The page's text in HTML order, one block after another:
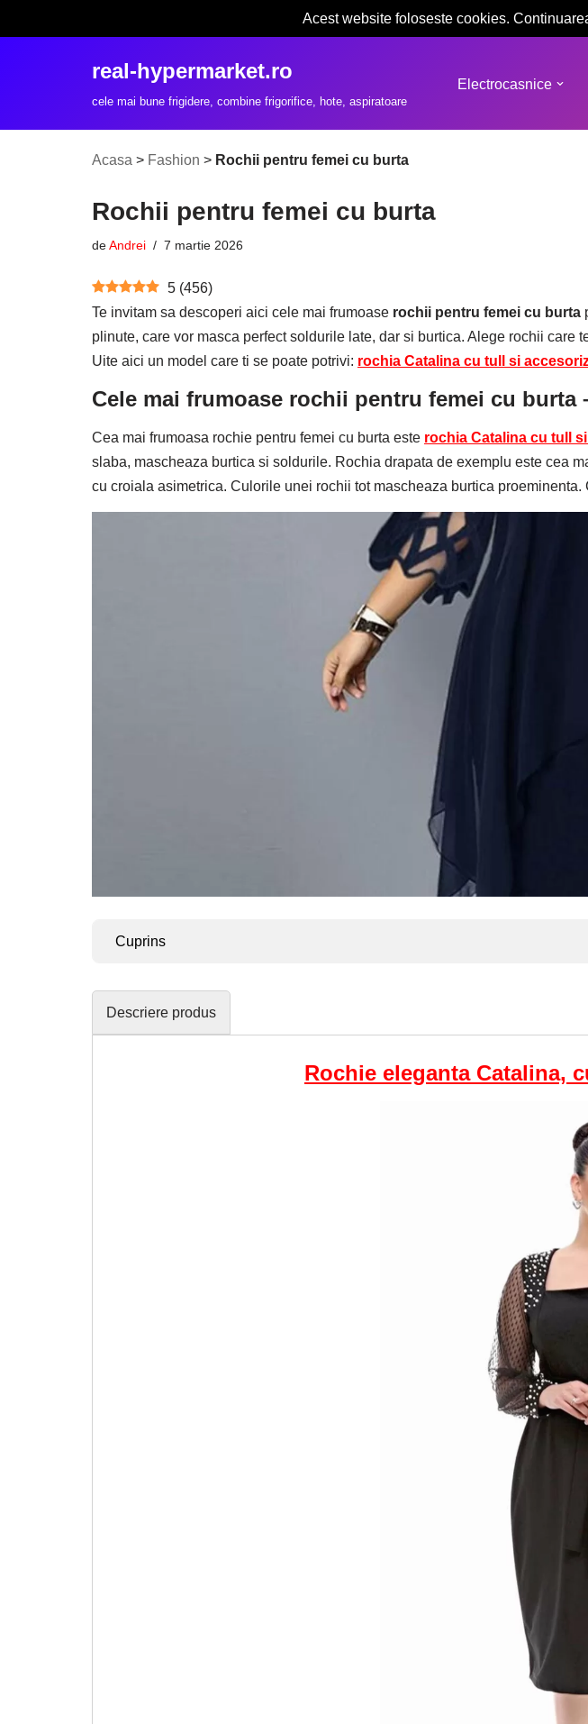
Acest website foloseste cookies.
real-hypermarket.ro
cele mai bune frigidere, combine frigorifice, hote, aspiratoare
Electrocasnice
Acasa > Fashion > Rochii pentru femei cu burta
Rochii pentru femei cu burta
deAndrei 7 martie 2026
5 (456)
Te invitam sa descoperi aici cele mai frumoase rochii pentru femei cu burta
plinute, care vor masca perfect soldurile late, dar si burtica. Alege rochii
Uite aici un model care ti se poate potrivi: rochia Catalina cu tull si
Cele mai frumoase rochii pentru femei cu burta
Cea mai frumoasa rochie pentru femei cu burta este rochia Catalina cu tull
slaba, mascheaza burtica si soldurile. Rochia drapata de exemplu este cea
cu croiala asimetrica. Culorile unei rochii tot mascheaza burtica
Cuprins
Descriere produs
Rochie eleganta Catalina,